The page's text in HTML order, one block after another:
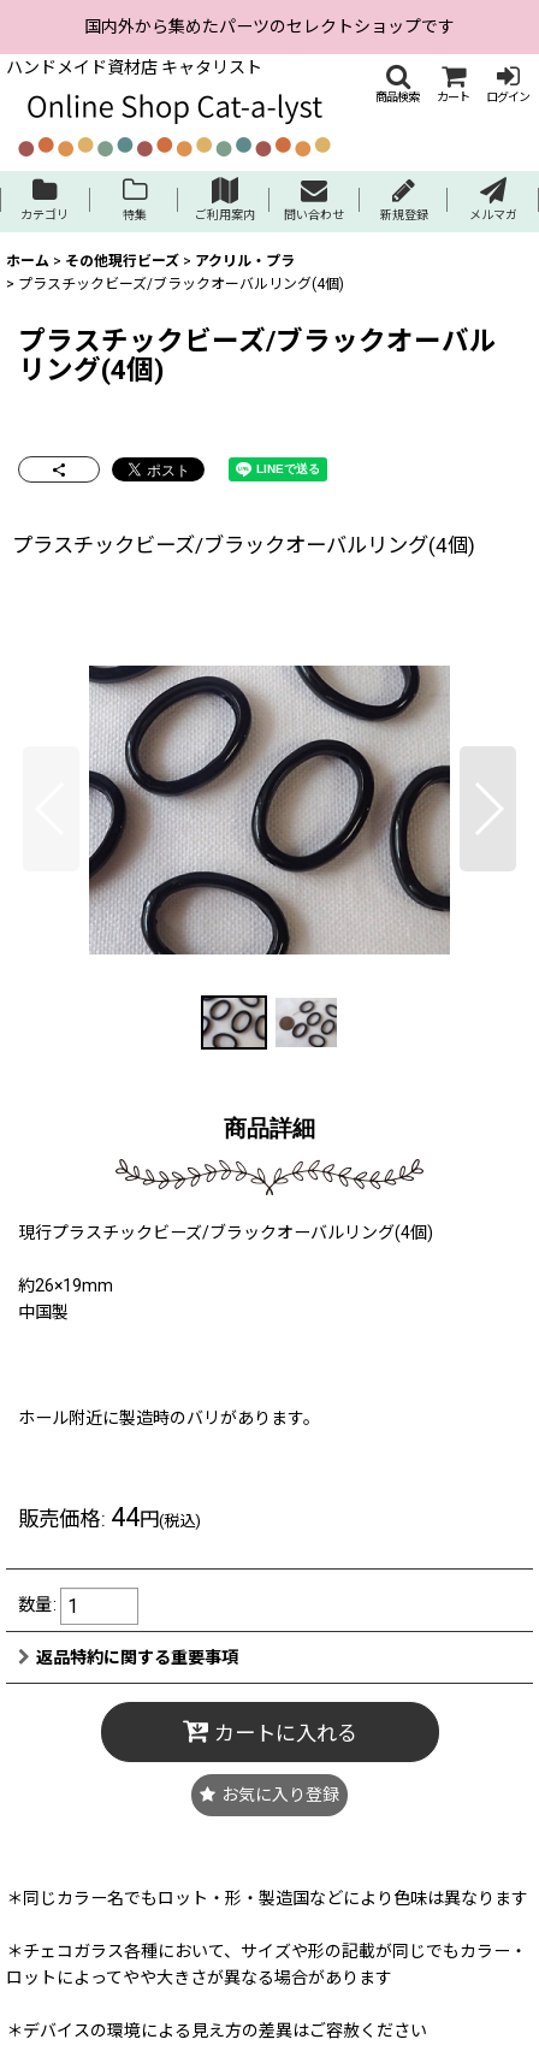
国内外から集めたパーツのセレクトショップです
ハンドメイド資材店 キャタリスト
商品検索 カート ログイン
カテゴリ 特集 ご利用案内 問い合わせ 新規登録 メルマガ
ホーム > その他現行ビーズ > アクリル・プラ
> プラスチックビーズ/ブラックオーバルリング(4個)
プラスチックビーズ/ブラックオーバル
リング(4個)
プラスチックビーズ/ブラックオーバルリング(4個)
商品詳細
現行プラスチックビーズ/ブラックオーバルリング(4個)
約26×19mm
中国製
ホール附近に製造時のバリがあります。
販売価格: 44円(税込)
数量:
返品特約に関する重要事項
カートに入れる
お気に入り登録
＊同じカラー名でもロット・形・製造国などにより色味は異なります
＊チェコガラス各種において、サイズや形の記載が同じでもカラー・
ロットによってやや大きさが異なる場合があります
＊デバイスの環境による見え方の差異はご容赦ください